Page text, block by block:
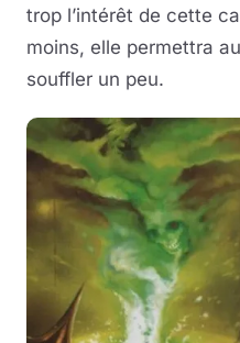
trop l’intérêt de cette
moins, elle permettra
souffler un peu.